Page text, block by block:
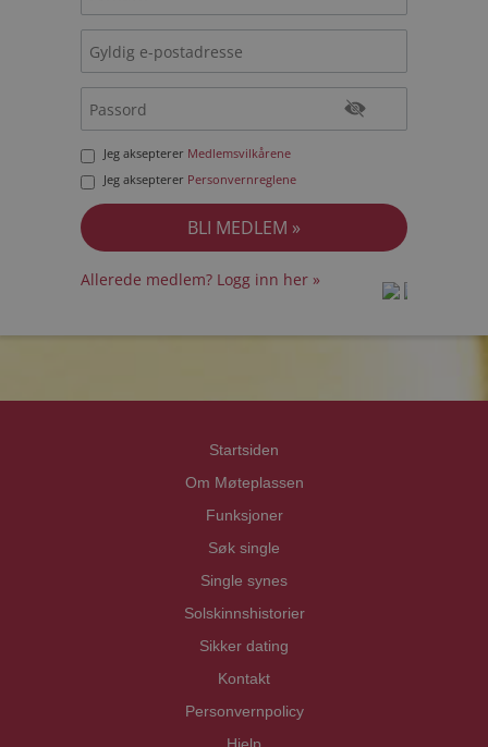
Jeg aksepterer Medlemsvilkårene
Jeg aksepterer Personvernreglene
Allerede medlem? Logg inn her »
Startsiden
Om Møteplassen
Funksjoner
Søk single
Single synes
Solskinnshistorier
Sikker dating
Kontakt
Personvernpolicy